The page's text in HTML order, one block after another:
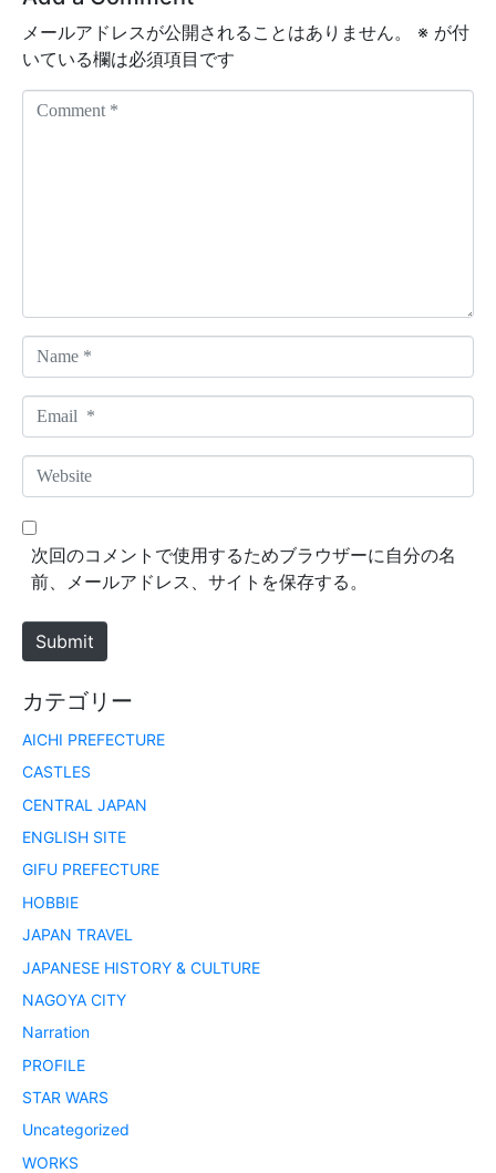
メールアドレスが公開されることはありません。 ※ が付
いている欄は必須項目です
a
m
*
m
a
*
W
e
b
e
次回のコメントで使用するためブラウザーに自分の名
前、メールアドレス、サイトを保存する。
Submit
カテゴリー
AICHI PREFECTURE
CASTLES
CENTRAL JAPAN
ENGLISH SITE
GIFU PREFECTURE
HOBBIE
JAPAN TRAVEL
JAPANESE HISTORY & CULTURE
NAGOYA CITY
Narration
PROFILE
STAR WARS
Uncategorized
WORKS